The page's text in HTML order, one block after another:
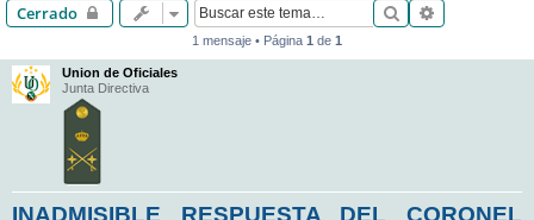
Cerrado Buscar
1 mensaje • Página 1 de 1
Union de Oficiales
Junta Directiva